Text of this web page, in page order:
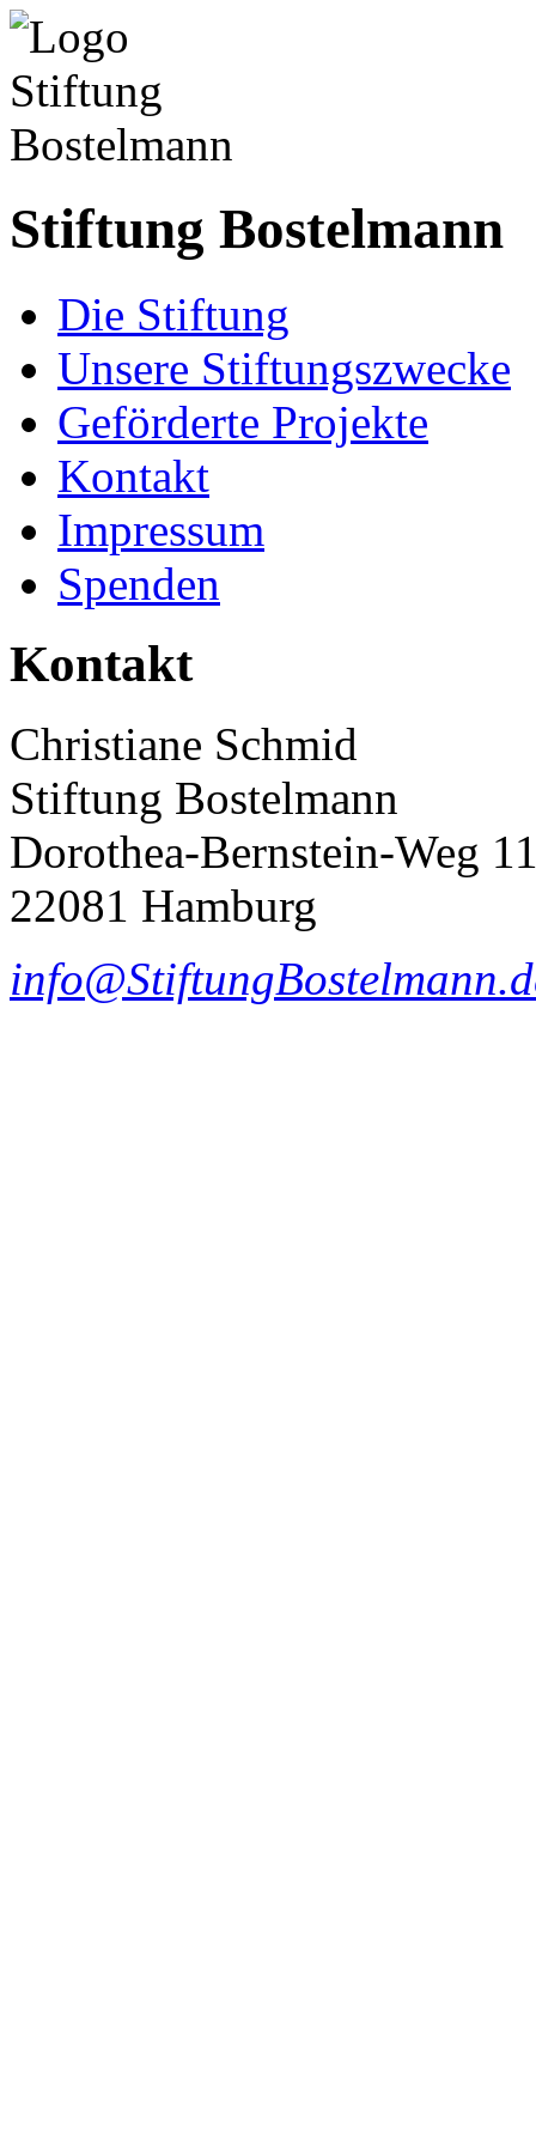
Stiftung Bostelmann
Die Stiftung
Unsere Stiftungszwecke
Geförderte Projekte
Kontakt
Impressum
Spenden
Kontakt
Christiane Schmid
Stiftung Bostelmann
Dorothea-Bernstein-Weg
22081 Hamburg